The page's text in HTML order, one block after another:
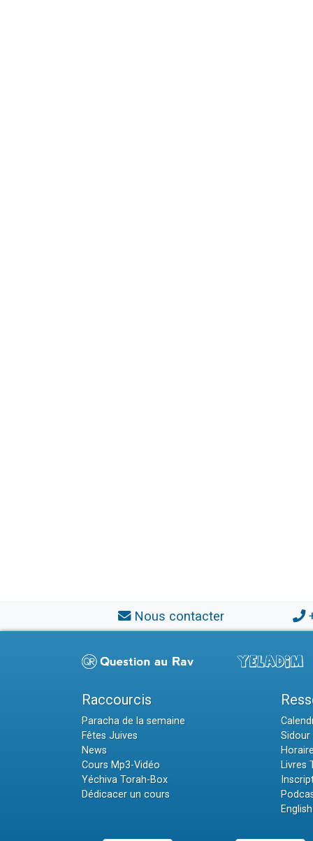
Nous contacter
Raccourcis
Paracha de la semaine
Fêtes Juives
News
Cours Mp3-Vidéo
Yéchiva Torah-Box
Dédicacer un cours
Sidour
Livres